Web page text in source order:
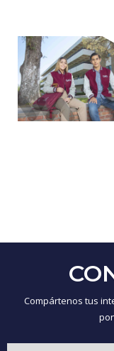
Compártenos tus